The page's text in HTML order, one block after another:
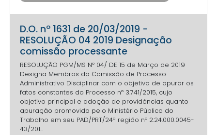
D.O. nº 1631 de 20/03/2019 -
RESOLUÇÃO 04 2019 Designação
comissão processante
RESOLUÇÃO PGM/MS Nº 04/ DE 15 de Março de 2019
Designa Membros da Comissão de Processo
Administrativo Disciplinar com o objetivo de apurar os
fatos constantes do Processo nº 3.741/2015, cujo
objetivo principal e adoção de providências quanto
apuração promovida pelo Ministério Público do
Trabalho em seu PAD/PRT/24ª região nº 2.24.000.0045-
43/201...